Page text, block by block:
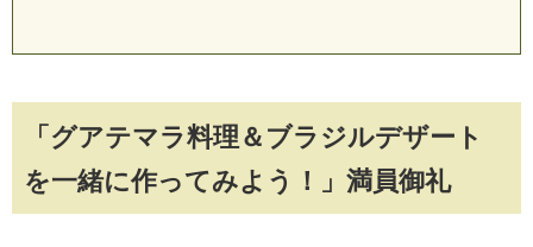
「グアテマラ料理＆ブラジルデザート
を一緒に作ってみよう！」満員御礼